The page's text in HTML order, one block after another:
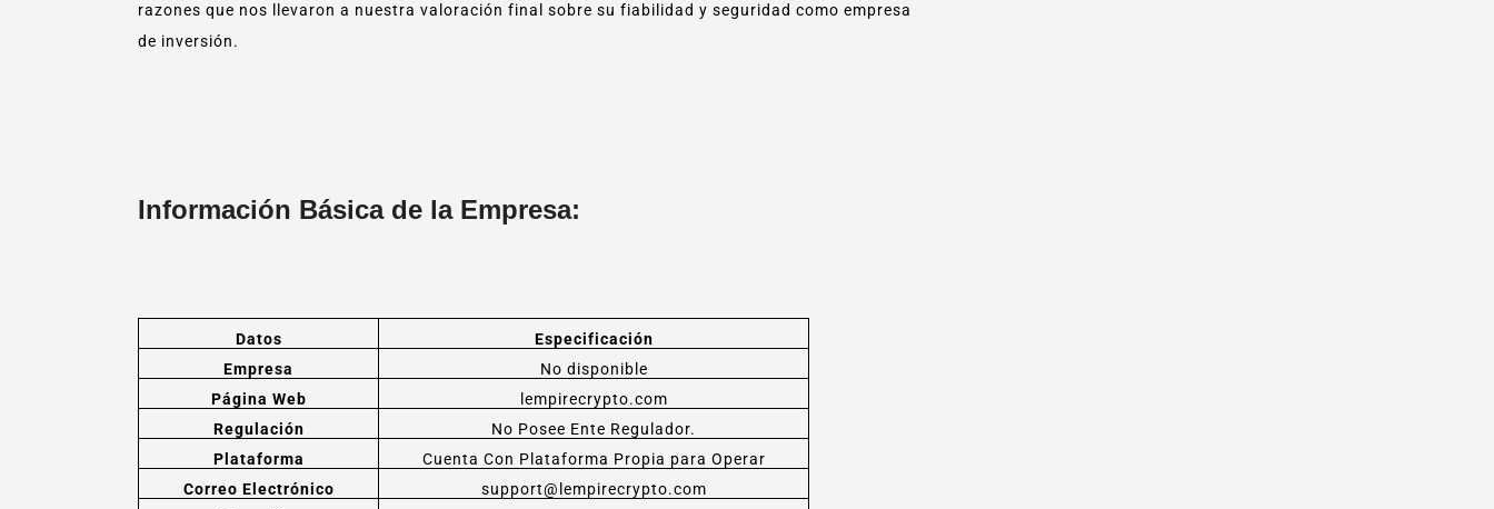
razones que nos llevaron a nuestra valoración final sobre su fiabilidad y seguridad como empresa
de inversión.
Información Básica de la Empresa:
Datos
Especificación
Empresa
No disponible
Página Web
lempirecrypto.com
Regulación
No Posee Ente Regulador.
Plataforma
Cuenta Con Plataforma Propia para Operar
Correo Electrónico
support@lempirecrypto.com